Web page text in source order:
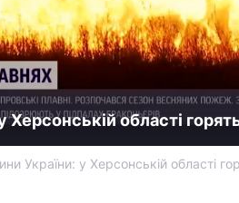
Херсонській області
України: у Херсонській області